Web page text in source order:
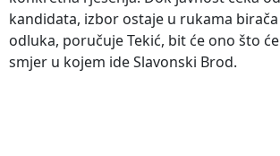
kandidata, izbor ostaje u rukama birača
odluka, poručuje Tekić, bit će ono što
smjer u kojem ide Slavonski Brod.